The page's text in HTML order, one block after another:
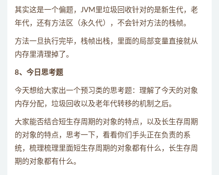
其实这是一个偏题，JVM里垃圾回收针对的是新生代，老
年代，还有方法区（永久代），不会针对方法的栈帧。
方法一旦执行完毕，栈帧出栈，里面的局部变量直接就从
内存里清理掉了。
8、今日思考题
今天想给大家出一个预习类的思考题：理解了今天的对象
内存分配，垃圾回收以及老年代转移的机制之后。
大家能否结合短生存周期的对象的特点，以及长生存周期
的对象的特点，思考一下，看看你们手头正在负责的系
统，梳理梳理里面短生存周期的对象都有什么，长生存周
期的对象都有什么。